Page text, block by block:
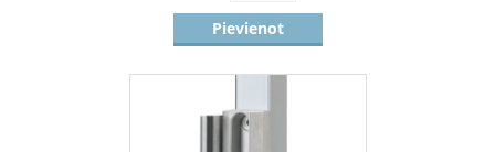
Pievienot